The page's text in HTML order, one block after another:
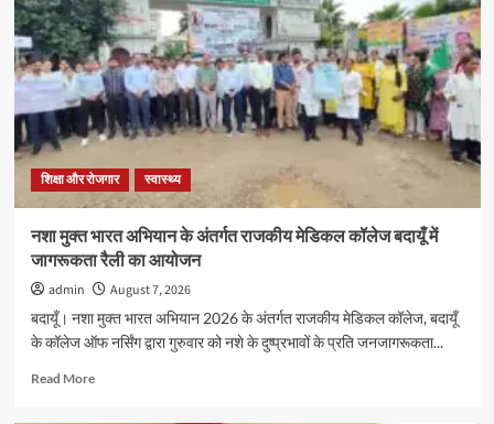
हायर
एजुकेशन
की
मेधावी
अवलीन
कालरा
को
गोल्ड
मेडल,
हजार
रुपये
के
पुरस्कार
से
शिक्षा और रोजगार स्वास्थ्य
नशा मुक्त भारत अभियान के अंतर्गत राजकीय मेडिकल कॉलेज बदायूँ में
जागरूकता रैली का आयोजन
admin
August 7, 2026
बदायूँ। नशा मुक्त भारत अभियान 2026 के अंतर्गत राजकीय मेडिकल कॉलेज, बदायूँ
के कॉलेज ऑफ नर्सिंग द्वारा गुरुवार को नशे के दुष्प्रभावों के प्रति जनजागरूकता...
Read MoreRead